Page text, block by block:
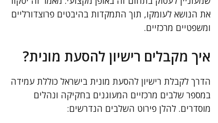
את הנושא לעומקו, תוך התמקדות בהיבטים פרוצדורליים
ומשפטיים מרכזיים.
איך מקבלים רישיון להסעת מונית?
הדרך לקבלת רישיון להסעת מונית בישראל כוללת עמידה
במספר שלבים מרכזיים המעוגנים בחקיקה ונהלים
מוסדרים. להלן פירוט השלבים הנדרשים: